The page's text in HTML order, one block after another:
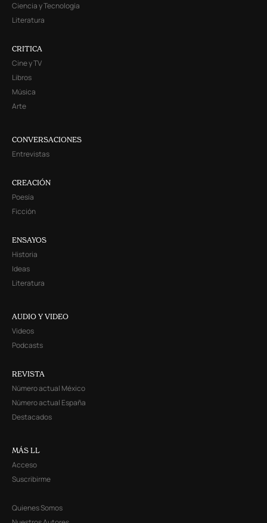
Ciencia y Tecnología
Literatura
CRITICA
Cine y TV
Libros
Música
Arte
CONVERSACIONES
Entrevistas
CREACIÓN
Poesía
Ficción
ENSAYOS
Historia
Ideas
Literatura
AUDIO Y VIDEO
Videos
Podcasts
REVISTA
Número actual México
Número actual España
Destacados
MÁS LL
Acceso
Suscribirme
Quienes Somos